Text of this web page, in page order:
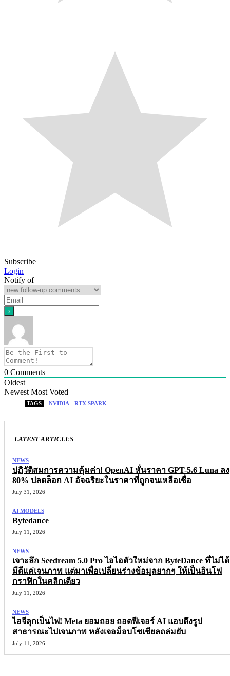
Subscribe
Login
Notify of
0 Comments
Oldest
Newest Most Voted
TAGS NVIDIA RTX SPARK
LATEST ARTICLES
NEWS
ปฏิวัติสมการความคุ้มค่า! OpenAI หั่นราคา GPT-5.6 Luna ลง
80% ปลดล็อก AI อัจฉริยะในราคาที่ถูกจนเหลือเชื่อ
July 31, 2026
AI MODELS
Bytedance
July 11, 2026
NEWS
เจาะลึก Seedream 5.0 Pro ไอไอตัวใหม่จาก ByteDance ที่ไม่ได้
มีดีแค่เจนภาพ แต่มาเพื่อเปลี่ยนร่างข้อมูลยากๆ ให้เป็นอินโฟ
กราฟิกในคลิกเดียว
July 11, 2026
NEWS
ไอจีลุกเป็นไฟ! Meta ยอมถอย ถอดฟีเจอร์ AI แอบดึงรูป
สาธารณะไปเจนภาพ หลังเจอม็อบโซเชียลถล่มยับ
July 11, 2026